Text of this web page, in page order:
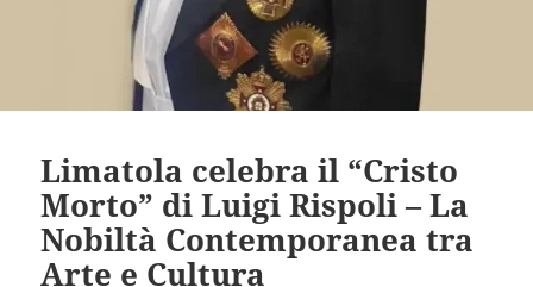
Limatola celebra il “Cristo
Morto” di Luigi Rispoli – La
Nobiltà Contemporanea tra
Arte e Cultura